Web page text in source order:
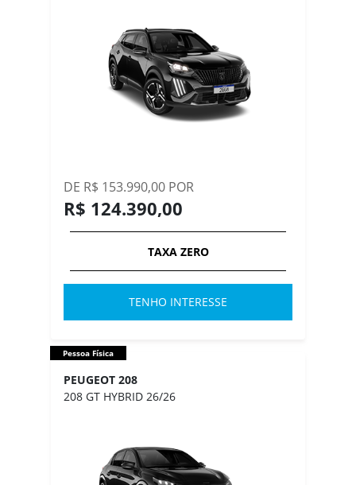
DE R$ 153.990,00 POR
R$ 124.390,00
TAXA ZERO
TENHO INTERESSE
PEUGEOT 208
208 GT HYBRID 26/26
Pessoa Física